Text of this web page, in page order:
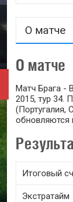
О матче
О матче
Матч Брага -
2015, тур 34.
(Португалия,
обновляются
Итоговый
Экстратайм